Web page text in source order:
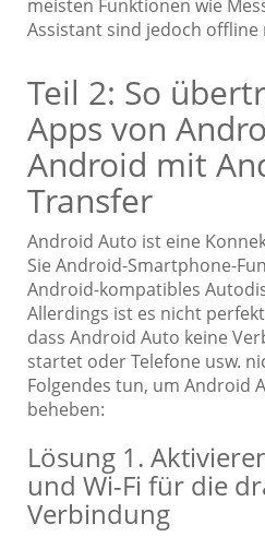
meisten Funktionen wie
Assistant sind jedoch
Teil 2: So
Apps von
Android mit
Transfer
Android Auto ist eine
Sie Android-Smartphone-
Android-kompatibles
Allerdings ist es nicht
dass Android Auto keine
startet oder Telefone usw.
Folgendes tun, um Android
beheben:
Lösung 1.
und Wi-Fi für die
Verbindung